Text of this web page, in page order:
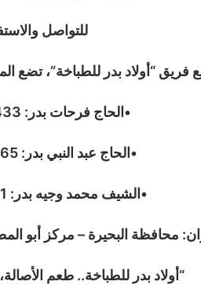
للتواصل
فريق “أولاد بدر للطباخة”، تضع
•الحاج فرحات بدر: 01147615433
•الحاج عبد النبي بدر: 01067816765
•الشيف محمد وجيه بدر: 01066872731
محافظة البحيرة – مركز أبو
“أولاد بدر للطباخة.. طعم